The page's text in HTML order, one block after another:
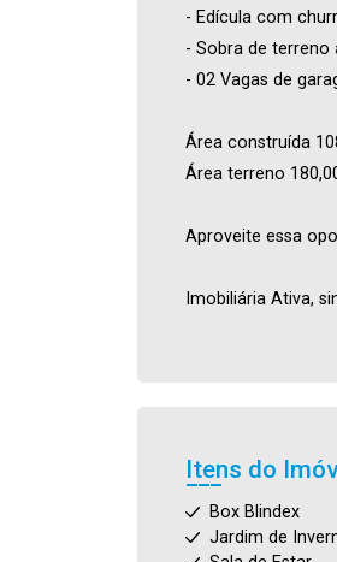
- Edícula com
- Sobra de terreno
- 02 Vagas de
Área construída
Área terreno
Aproveite essa
Imobiliária Ativa,
Itens do
Box Blindex
Jardim de